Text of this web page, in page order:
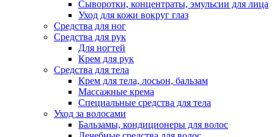
Сыворотки, концентраты, эмульсии для лица
Уход для кожи вокруг глаз
Средства для ног
Средства для рук
Для ногтей
Крем для рук
Средства для тела
Крем для тела, лосьон, бальзам
Массажные крема
Специальные средства для тела
Уход за волосами
Бальзамы, кондиционеры для волос